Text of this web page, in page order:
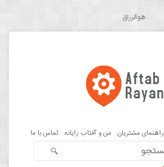
هوالرزاق
راهنمای مشتریان من و آفتاب رایانه تماس با ما